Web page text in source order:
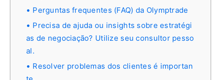
Perguntas frequentes (FAQ) da Olymptrade
Precisa de ajuda ou insights sobre estratégi
as de negociação? Utilize seu consultor pesso
al.
Resolver problemas dos clientes é importan